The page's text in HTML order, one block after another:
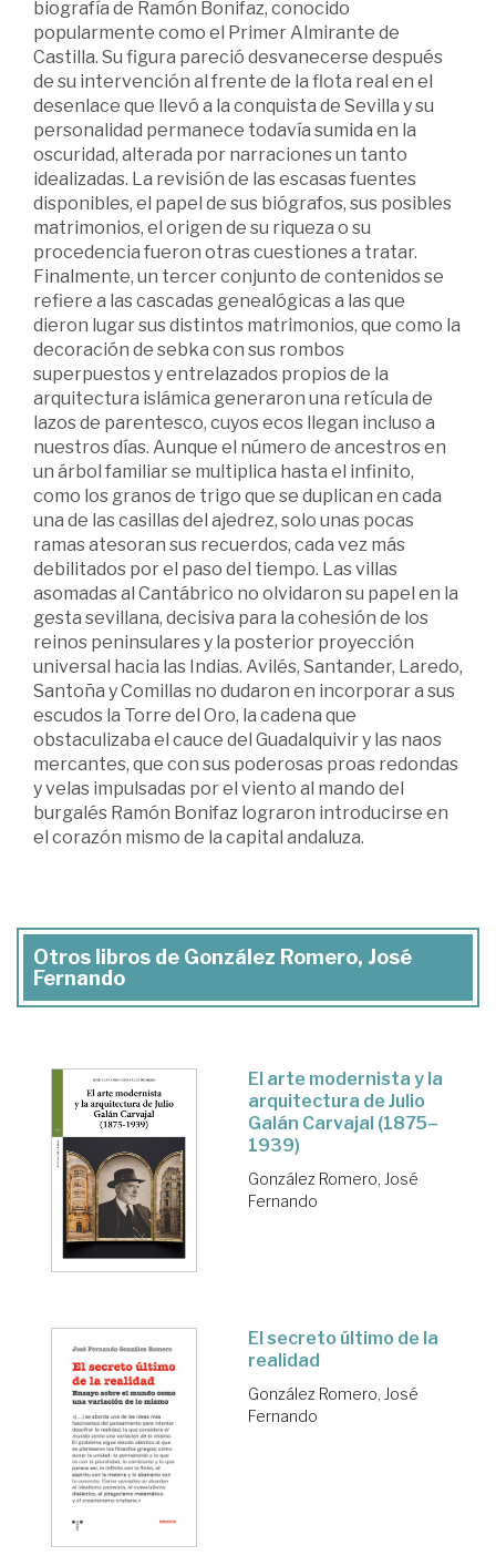
biografía de Ramón Bonifaz, conocido
popularmente como el Primer Almirante de
Castilla. Su figura pareció desvanecerse después
de su intervención al frente de la flota real en el
desenlace que llevó a la conquista de Sevilla y su
personalidad permanece todavía sumida en la
oscuridad, alterada por narraciones un tanto
idealizadas. La revisión de las escasas fuentes
disponibles, el papel de sus biógrafos, sus posibles
matrimonios, el origen de su riqueza o su
procedencia fueron otras cuestiones a tratar.
Finalmente, un tercer conjunto de contenidos se
refiere a las cascadas genealógicas a las que
dieron lugar sus distintos matrimonios, que como la
decoración de sebka con sus rombos
superpuestos y entrelazados propios de la
arquitectura islámica generaron una retícula de
lazos de parentesco, cuyos ecos llegan incluso a
nuestros días. Aunque el número de ancestros en
un árbol familiar se multiplica hasta el infinito,
como los granos de trigo que se duplican en cada
una de las casillas del ajedrez, solo unas pocas
ramas atesoran sus recuerdos, cada vez más
debilitados por el paso del tiempo. Las villas
asomadas al Cantábrico no olvidaron su papel en la
gesta sevillana, decisiva para la cohesión de los
reinos peninsulares y la posterior proyección
universal hacia las Indias. Avilés, Santander, Laredo,
Santoña y Comillas no dudaron en incorporar a sus
escudos la Torre del Oro, la cadena que
obstaculizaba el cauce del Guadalquivir y las naos
mercantes, que con sus poderosas proas redondas
y velas impulsadas por el viento al mando del
burgalés Ramón Bonifaz lograron introducirse en
el corazón mismo de la capital andaluza.
Otros libros de González Romero, José
Fernando
El arte modernista y la
arquitectura de Julio
Galán Carvajal (1875–
1939)
González Romero, José
Fernando
El secreto último de la
realidad
González Romero, José
Fernando